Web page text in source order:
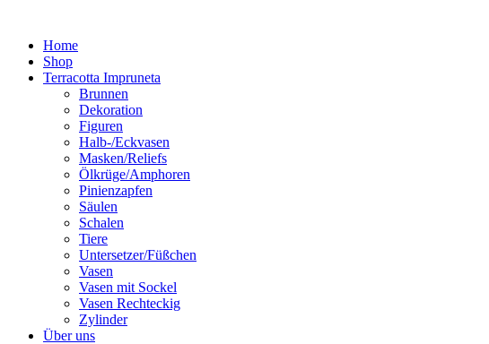
springenHome
Shop
Terracotta Impruneta
Brunnen
Dekoration
Figuren
Halb-/Eckvasen
Masken/Reliefs
Ölkrüge/Amphoren
Pinienzapfen
Säulen
Schalen
Tiere
Untersetzer/Füßchen
Vasen
Vasen mit Sockel
Vasen Rechteckig
Zylinder
Über uns